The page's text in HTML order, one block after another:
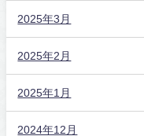
2025年3月
2025年2月
2025年1月
2024年12月